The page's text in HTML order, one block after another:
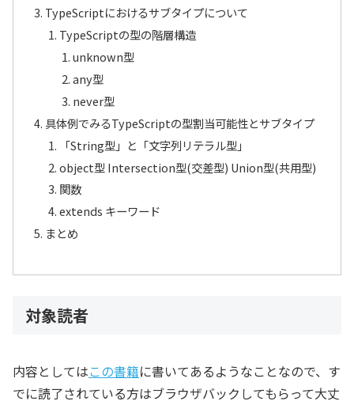
TypeScriptにおけるサブタイプについて
TypeScriptの型の階層構造
unknown型
any型
never型
具体例でみるTypeScriptの型割当可能性とサブタイプ
「String型」と「文字列リテラル型」
object型 Intersection型(交差型) Union型(共用型)
関数
extends キーワード
まとめ
対象読者
内容としてはこの書籍に書いてあるようなことなので、す
でに読了されている方はブラウザバックしてもらって大丈